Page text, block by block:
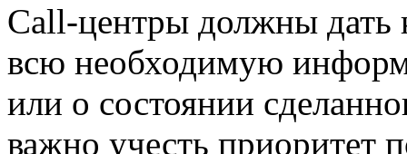
Сall-центры должны дать
всю необходимую
или о состоянии
важно учесть приоритет